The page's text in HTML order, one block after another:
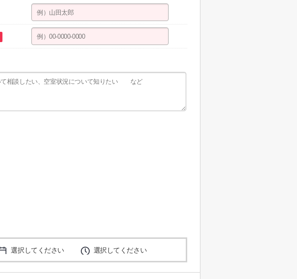
選択してください 選択してください